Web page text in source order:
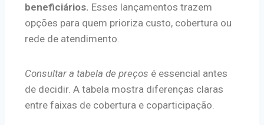
beneficiários. Esses lançamentos trazem
opções para quem prioriza custo, cobertura ou
rede de atendimento.
Consultar a tabela de preços é essencial antes
de decidir. A tabela mostra diferenças claras
entre faixas de cobertura e coparticipação.